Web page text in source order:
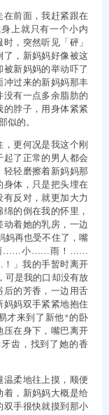
在前面，我赶紧跟在
上就只有一个小内
，突然听见「砰」
了，新妈妈好像被这
新妈妈的举动吓了
过来的新妈妈那丰
有一点多余脂肪的
脖子，用身体紧紧
的。
更何况是我这个刚
了正常的男人都会
轻磨擦着新妈妈那
体，只是把头埋在
反对，就更加大力
的倒在我的怀里，
着她的乳房，一边
妈再也受不住了，嘴
雨……小……雨！……
我的手暂时离开
可是我的口却没有放
的芳香，一边用舌
妈双手紧紧地抱住
才来到了新他*的卧
在身下，嘴巴离开
齿，找到了她的香
柔地往上摸，顺便
，新妈妈大概是给
手很快就摸到那小